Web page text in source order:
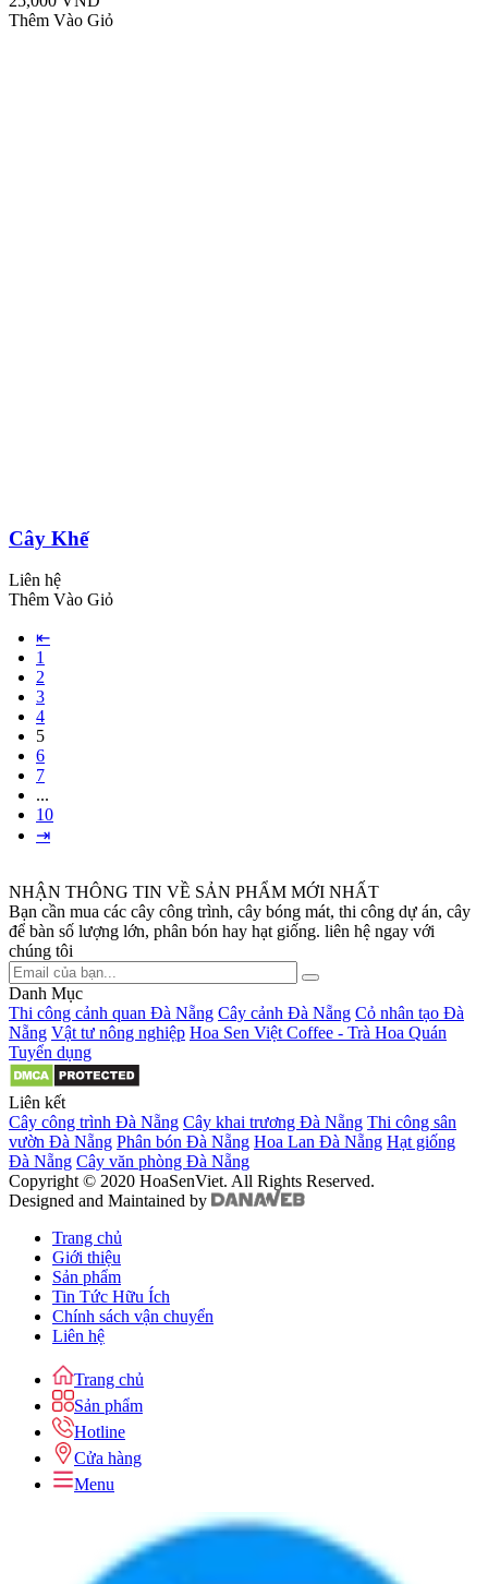
Thêm Vào Giỏ
Cây Khế
Liên hệ
Thêm Vào Giỏ
⇤
1
2
3
4
5
6
7
...
10
⇥
NHẬN THÔNG TIN VỀ SẢN PHẨM MỚI NHẤT
Bạn cần mua các cây công trình, cây bóng mát, thi công dự án, cây
để bàn số lượng lớn, phân bón hay hạt giống. liên hệ ngay với
chúng tôi
Danh Mục
Thi công cảnh quan Đà Nẵng Cây cảnh Đà Nẵng Cỏ nhân tạo Đà
Nẵng Vật tư nông nghiệp Hoa Sen Việt Coffee - Trà Hoa Quán
Tuyển dụng
Liên kết
Cây công trình Đà Nẵng Cây khai trương Đà Nẵng Thi công sân
vườn Đà Nẵng Phân bón Đà Nẵng Hoa Lan Đà Nẵng Hạt giống
Đà Nẵng Cây văn phòng Đà Nẵng
Copyright © 2020 HoaSenViet. All Rights Reserved.
Designed and Maintained by
Trang chủ
Giới thiệu
Sản phẩm
Tin Tức Hữu Ích
Chính sách vận chuyển
Liên hệ
Trang chủ
Sản phẩm
Hotline
Cửa hàng
Menu